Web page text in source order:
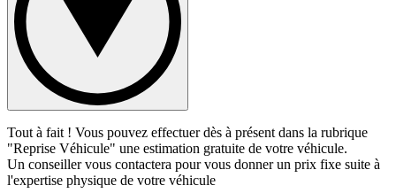
Tout à fait ! Vous pouvez effectuer dès à présent dans la rubrique
"Reprise Véhicule" une estimation gratuite de votre véhicule.
Un conseiller vous contactera pour vous donner un prix fixe suite à
l'expertise physique de votre véhicule